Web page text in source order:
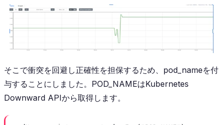
そこで衝突を回避し正確性を担保するため、pod_nameを付
与することにしました。POD_NAMEはKubernetes
Downward APIから取得します。